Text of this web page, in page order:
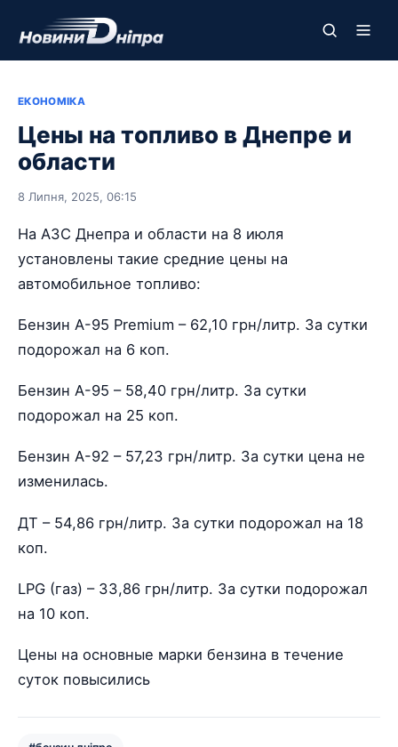
ЕКОНОМІКА
Цены на топливо в Днепре и
области
8 Липня, 2025, 06:15
На АЗС Днепра и области на 8 июля
установлены такие средние цены на
автомобильное топливо:
Бензин А-95 Premium – 62,10 грн/литр. За сутки
подорожал на 6 коп.
Бензин А-95 – 58,40 грн/литр. За сутки
подорожал на 25 коп.
Бензин А-92 – 57,23 грн/литр. За сутки цена не
изменилась.
ДТ – 54,86 грн/литр. За сутки подорожал на 18
коп.
LPG (газ) – 33,86 грн/литр. За сутки подорожал
на 10 коп.
Цены на основные марки бензина в течение
суток повысились